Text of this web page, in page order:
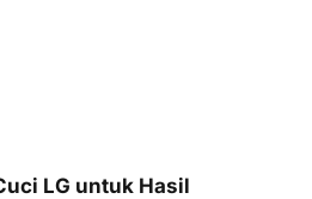
LG untuk Hasil